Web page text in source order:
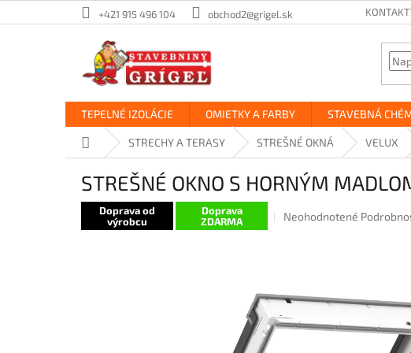
na
+421 915 496 104 obchod2@grigel.sk
TEPELNÉ IZOLÁCIE OMIETKY A FARBY STAVEBNÁ
DomovSTRECHY A TERASY STREŠNÉ OKNÁ VELUX
STREŠNÉ OKNO S HORNÝM
Doprava od
výrobcu
Doprava
ZDARMA
Priemerné
5
hviezdičiek.
Neohodnotené